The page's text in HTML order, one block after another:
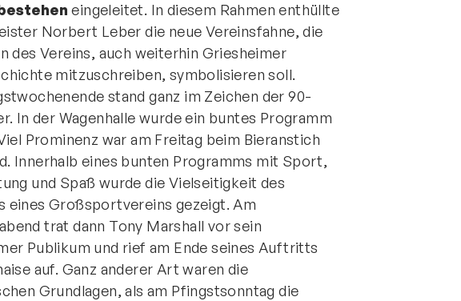
eingeleitet. In diesem Rahmen enthüllte
Norbert Leber die neue Vereinsfahne, die
des Vereins, auch weiterhin Griesheimer
mitzuschreiben, symbolisieren soll.
stand ganz im Zeichen der 90-
In der Wagenhalle wurde ein buntes Programm
Prominenz war am Freitag beim Bieranstich
Innerhalb eines bunten Programms mit Sport,
und Spaß wurde die Vielseitigkeit des
eines Großsportvereins gezeigt. Am
trat dann Tony Marshall vor sein
Publikum und rief am Ende seines Auftritts
auf. Ganz anderer Art waren die
Grundlagen, als am Pfingstsonntag die